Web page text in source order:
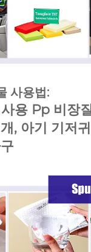
사용법:
용 Pp 비장
, 아기 기저